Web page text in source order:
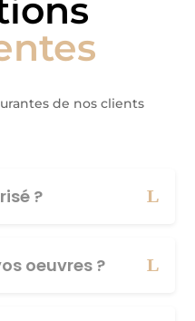
de nos clients
?
oeuvres ?